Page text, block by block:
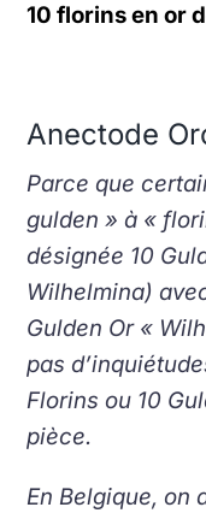
10 florins en or
Anectode
Parce que
gulden » à «
désignée 10
Wilhelmina)
Gulden Or «
pas
Florins ou 10
pièce.
En Belgique, on